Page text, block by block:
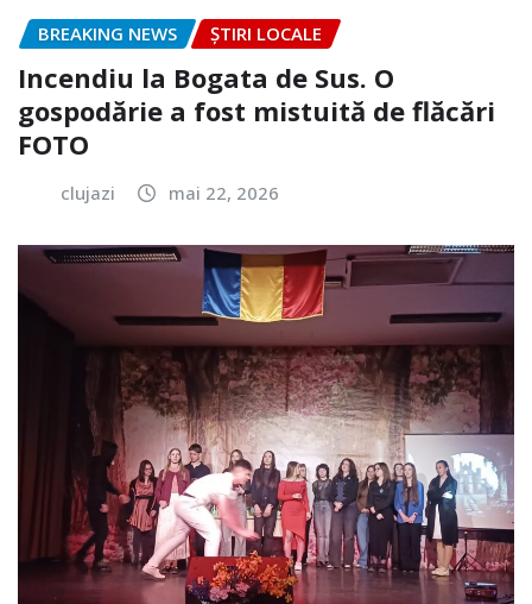
BREAKING NEWS ȘTIRI LOCALE
Incendiu la Bogata de Sus. O
gospodărie a fost mistuită de flăcări
FOTO
clujazi mai 22, 2026